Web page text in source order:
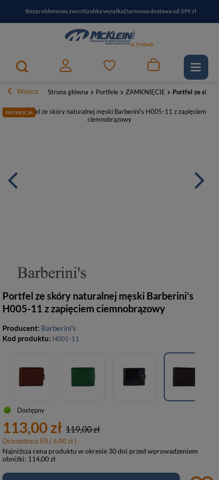
Bezproblemowy zwrotSzybka wysyłkaDarmowa dostawa od 399 zł
PayPo - kup i zapłać za30 dniZapisz się do newslettera i odbierz RABAT
Wstecz Strona główna Portfele ZAMKNIĘCIE Portfel ze
PROMOCJA
Portfel ze skóry naturalnej męski Barberini's
H005-11 z zapięciem ciemnobrązowy
Producent: Barberini's
Kod produktu: H005-11
Dostępny
113,00 zł 119,00 zł
Oszczędzasz 5% ( 6.00 zł )
Najniższa cena produktu w okresie 30 dni przed wprowadzeniem
obniżki: 114,00 zł